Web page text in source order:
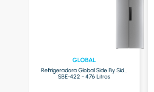
GLOBAL
Refrigeradora Global Side By Side
SBE-422 - 476 Litros